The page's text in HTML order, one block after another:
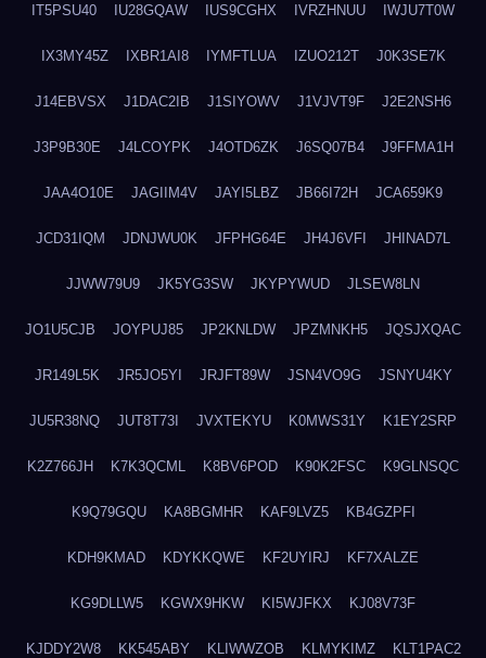
IT5PSU40 IU28GQAW IUS9CGHX IVRZHNUU IWJU7T0W
IX3MY45Z IXBR1AI8 IYMFTLUA IZUO212T J0K3SE7K
J14EBVSX J1DAC2IB J1SIYOWV J1VJVT9F J2E2NSH6
J3P9B30E J4LCOYPK J4OTD6ZK J6SQ07B4 J9FFMA1H
JAA4O10E JAGIIM4V JAYI5LBZ JB66I72H JCA659K9
JCD31IQM JDNJWU0K JFPHG64E JH4J6VFI JHINAD7L
JJWW79U9 JK5YG3SW JKYPYWUD JLSEW8LN
JO1U5CJB JOYPUJ85 JP2KNLDW JPZMNKH5 JQSJXQAC
JR149L5K JR5JO5YI JRJFT89W JSN4VO9G JSNYU4KY
JU5R38NQ JUT8T73I JVXTEKYU K0MWS31Y K1EY2SRP
K2Z766JH K7K3QCML K8BV6POD K90K2FSC K9GLNSQC
K9Q79GQU KA8BGMHR KAF9LVZ5 KB4GZPFI
KDH9KMAD KDYKKQWE KF2UYIRJ KF7XALZE
KG9DLLW5 KGWX9HKW KI5WJFKX KJ08V73F
KJDDY2W8 KK545ABY KLIWWZOB KLMYKIMZ KLT1PAC2